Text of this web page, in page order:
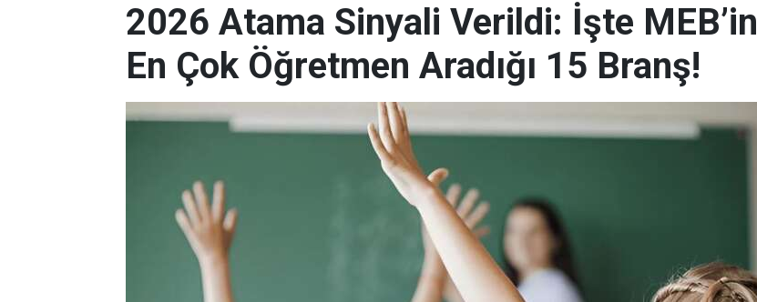
2026 Atama Sinyali Verildi: İşte MEB’in
En Çok Öğretmen Aradığı 15 Branş!